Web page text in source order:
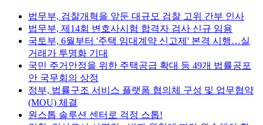
법무부, 검찰개혁을 앞둔 대규모 검찰 고위 간부 인사
법무부, 제14회 변호사시험 합격자 검사 신규 임용
국토부, 6월부터 '주택 임대계약 신고제' 본격 시행…실
거래가 투명화 기대
국민 주거안정을 위한 주택공급 확대 등 49개 법률공포
안 국무회의 상정
정부, 법률구조 서비스 플랫폼 협의체 구성 및 업무협약
(MOU) 체결
원스톱 솔루션 센터로 걱정 스톱!